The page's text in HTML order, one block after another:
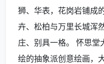
狮、华表，花岗岩铺成
卉、松柏与万里长城浑
庄、别具一格。 怀思堂
绘的抽象派创意绘画，